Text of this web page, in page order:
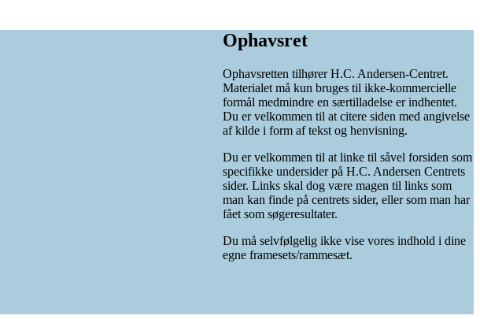
Ophavsret
Ophavsretten tilhører H.C. Andersen-Centret.
Materialet må kun bruges til ikke-kommercielle
formål medmindre en særtilladelse er indhentet.
Du er velkommen til at citere siden med angivelse
af kilde i form af tekst og henvisning.
Du er velkommen til at linke til såvel forsiden som
specifikke undersider på H.C. Andersen Centrets
sider. Links skal dog være magen til links som
man kan finde på centrets sider, eller som man har
fået som søgeresultater.
Du må selvfølgelig ikke vise vores indhold i dine
egne framesets/rammesæt.